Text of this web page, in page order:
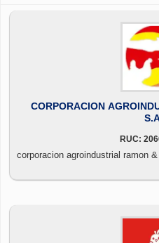
CORPORACION
RUC:
corporacion agroindustrial ramon